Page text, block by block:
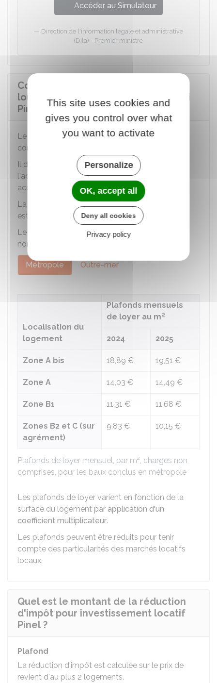
Accéder au Simulateur
Direction de l'information légale et administrative
(Dila) - Premier ministre
Comment le logement doit-il être
loué pour l'investissement locatif loi
Pinel ?
Le logement doit être loué vide (non meublé)
comme
Il doit être loué au plus tard 1 an après
l'achèvement de l'immeuble ou après son
acquisition.
La durée minimale de l'engagement de location
est de 6 ans.
Le loyer mensuel ne doit pas dépasser, charges
non comprises, les plafonds suivants :
Métropole Outre-mer
Plafonds de loyer mensuel, par m², charges non
comprises, pour les baux conclus en métropole
Localisation du
logement
Plafonds mensuels
de loyer au m²
2024 2025
Zone A bis 18,89 € 19,51 €
Zone A 14,03 € 14,49 €
Zone B1 11,31 € 11,68 €
Zones B2 et C (sur
agrément)
9,83 € 10,15 €
Les plafonds de loyer varient en fonction de la
surface du logement par application d'un
coefficient multiplicateur.
Les plafonds peuvent être réduits pour tenir
compte des particularités des marchés locatifs
locaux.
Quel est le montant de la réduction
d'impôt pour investissement locatif
Pinel ?
Plafond
La réduction d'impôt est calculée sur le prix de
revient d'au plus 2 logements.
This site uses cookies and
gives you control over what
you want to activate
Personalize
OK, accept all
Deny all cookies
Privacy policy